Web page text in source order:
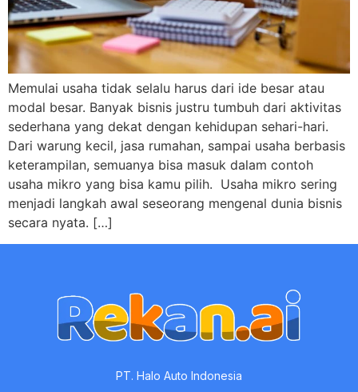
Memulai usaha tidak selalu harus dari ide besar atau
modal besar. Banyak bisnis justru tumbuh dari aktivitas
sederhana yang dekat dengan kehidupan sehari-hari.
Dari warung kecil, jasa rumahan, sampai usaha berbasis
keterampilan, semuanya bisa masuk dalam contoh
usaha mikro yang bisa kamu pilih. Usaha mikro sering
menjadi langkah awal seseorang mengenal dunia bisnis
secara nyata. […]
PT. Halo Auto Indonesia